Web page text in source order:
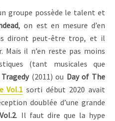
groupe possède le talent et
, on est en mesure d’en
diront peut-être trop, et il
Mais il n’en reste pas moins
(tant musicales que
(2011) ou Day of The
Vol.1 sorti début 2020 avait
doublée d’une grande
. Il faut dire que la hype